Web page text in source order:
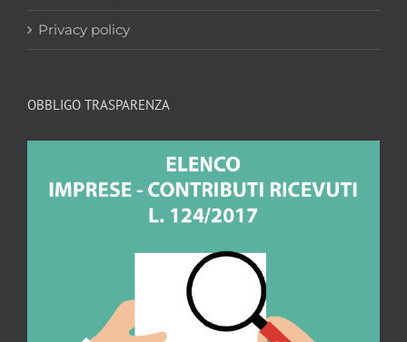
Privacy policy
OBBLIGO TRASPARENZA